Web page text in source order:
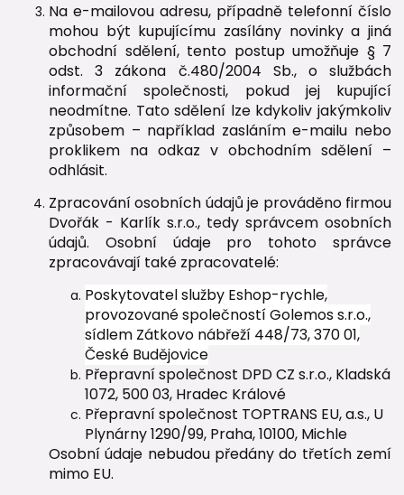
Na e-mailovou adresu, případně telefonní číslo
mohou být kupujícímu zasílány novinky a jiná
obchodní sdělení, tento postup umožňuje § 7
odst. 3 zákona č.480/2004 Sb., o službách
informační společnosti, pokud jej kupující
neodmítne. Tato sdělení lze kdykoliv jakýmkoliv
způsobem – například zasláním e-mailu nebo
proklikem na odkaz v obchodním sdělení –
odhlásit.
Zpracování osobních údajů je prováděno firmou
Dvořák - Karlík s.r.o., tedy správcem osobních
údajů. Osobní údaje pro tohoto správce
zpracovávají také zpracovatelé:
Poskytovatel služby Eshop-rychle,
provozované společností Golemos s.r.o.,
sídlem Zátkovo nábřeží 448/73, 370 01,
České Budějovice
Přepravní společnost DPD CZ s.r.o., Kladská
1072, 500 03, Hradec Králové
Přepravní společnost TOPTRANS EU, a.s., U
Plynárny 1290/99, Praha, 10100, Michle
Osobní údaje nebudou předány do třetích zemí
mimo EU.